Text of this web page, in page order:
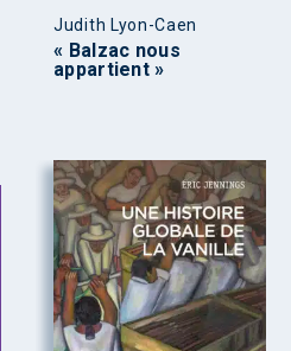
Judith Lyon-Caen
« Balzac nous
appartient »